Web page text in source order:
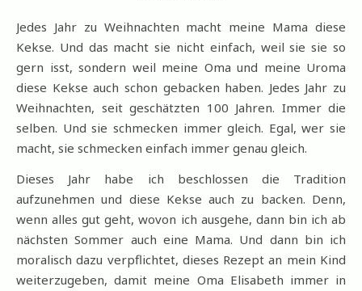
Jedes Jahr zu Weihnachten macht meine Mama diese
Kekse. Und das macht sie nicht einfach, weil sie sie so
gern isst, sondern weil meine Oma und meine Uroma
diese Kekse auch schon gebacken haben. Jedes Jahr zu
Weihnachten, seit geschätzten 100 Jahren. Immer die
selben. Und sie schmecken immer gleich. Egal, wer sie
macht, sie schmecken einfach immer genau gleich.
Dieses Jahr habe ich beschlossen die Tradition
aufzunehmen und diese Kekse auch zu backen. Denn,
wenn alles gut geht, wovon ich ausgehe, dann bin ich ab
nächsten Sommer auch eine Mama. Und dann bin ich
moralisch dazu verpflichtet, dieses Rezept an mein Kind
weiterzugeben, damit meine Oma Elisabeth immer in